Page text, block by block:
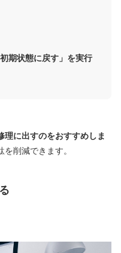
期状態に戻す」を実行
理に出すのをおすすめしま
削減できます。